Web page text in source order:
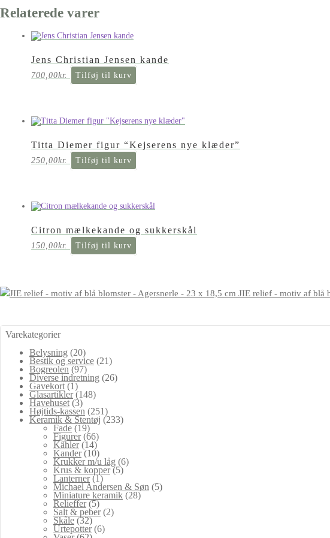
Relaterede varer
Jens Christian Jensen kande
700,00kr. Tilføj til kurv
Titta Diemer figur “Kejserens nye klæder”
250,00kr. Tilføj til kurv
Citron mælkekande og sukkerskål
150,00kr. Tilføj til kurv
JIE relief - motiv af blå
Varekategorier
Belysning (20)
Bestik og service (21)
Bogreolen (97)
Diverse indretning (26)
Gavekort (1)
Glasartikler (148)
Havehuset (3)
Højtids-kassen (251)
Keramik & Stentøj (233)
Fade (19)
Figurer (66)
Kähler (14)
Kander (10)
Krukker m/u låg (6)
Krus & kopper (5)
Lanterner (1)
Michael Andersen & Søn (5)
Miniature keramik (28)
Relieffer (5)
Salt & peber (2)
Skåle (32)
Urtepotter (6)